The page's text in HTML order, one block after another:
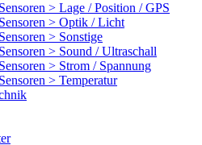
> Lage / Position / GPS
> Optik / Licht
> Sonstige
> Sound / Ultraschall
> Strom / Spannung
> Temperatur